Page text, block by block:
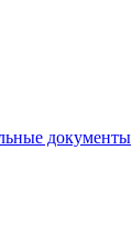
документы